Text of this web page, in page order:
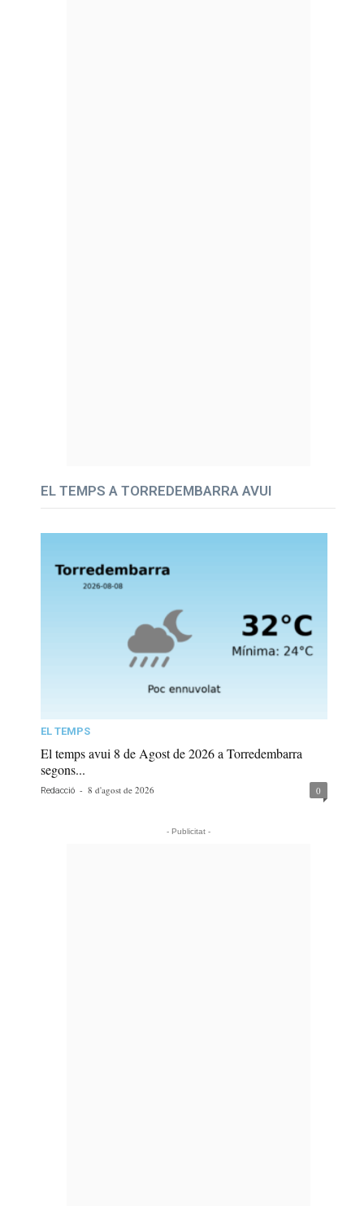
EL TEMPS A TORREDEMBARRA AVUI
EL TEMPS
El temps avui 8 de Agost de 2026 a Torredembarra
segons...
Redacció - 8 d'agost de 2026 0
- Publicitat -